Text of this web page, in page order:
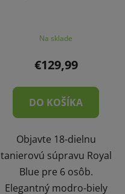
Na sklade
€129,99
DO KOŠÍKA
Objavte 18-dielnu
tanierovú súpravu Royal
Blue pre 6 osôb.
Elegantný modro-biely